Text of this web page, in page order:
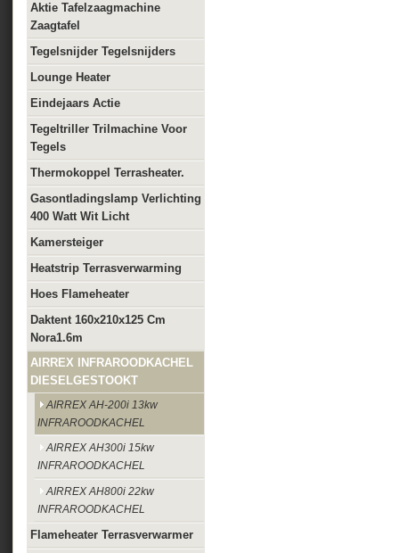
Aktie Tafelzaagmachine
Zaagtafel
Tegelsnijder Tegelsnijders
Lounge Heater
Eindejaars Actie
Tegeltriller Trilmachine Voor
Tegels
Thermokoppel Terrasheater.
Gasontladingslamp Verlichting
400 Watt Wit Licht
Kamersteiger
Heatstrip Terrasverwarming
Hoes Flameheater
Daktent 160x210x125 Cm
Nora1.6m
AIRREX INFRAROODKACHEL
DIESELGESTOOKT
AIRREX AH-200i 13kw
INFRAROODKACHEL
AIRREX AH300i 15kw
INFRAROODKACHEL
AIRREX AH800i 22kw
INFRAROODKACHEL
Flameheater Terrasverwarmer